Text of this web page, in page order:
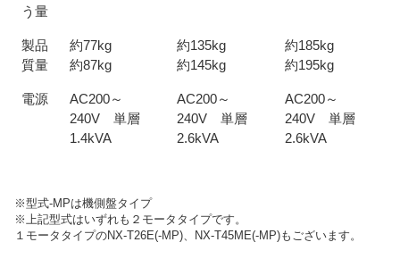
う量
製品
質量
約77kg
約87kg
約135kg
約145kg
約185kg
約195kg
電源
AC200～
240V 単層
1.4kVA
AC200～
240V 単層
2.6kVA
AC200～
240V 単層
2.6kVA
※型式-MPは機側盤タイプ
※上記型式はいずれも２モータタイプです。
１モータタイプのNX-T26E(-MP)、NX-T45ME(-MP)もございます。